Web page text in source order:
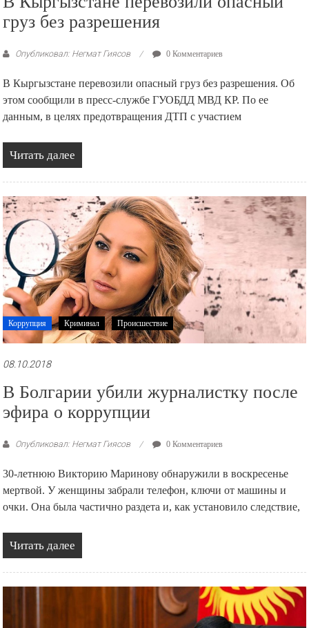
груз без разрешения
Опубликовал: Негмат Гиясов 0 Комментариев
В Кыргызстане перевозили опасный груз без разрешения. Об
этом сообщили в пресс-службе ГУОБДД МВД КР. По ее
данным, в целях предотвращения ДТП с участием
Читать далее
Коррупция Криминал Происшествие
08.10.2018
В Болгарии убили журналистку после
эфира о коррупции
Опубликовал: Негмат Гиясов 0 Комментариев
30-летнюю Викторию Маринову обнаружили в воскресенье
мертвой. У женщины забрали телефон, ключи от машины и
очки. Она была частично раздета и, как установило следствие,
Читать далее